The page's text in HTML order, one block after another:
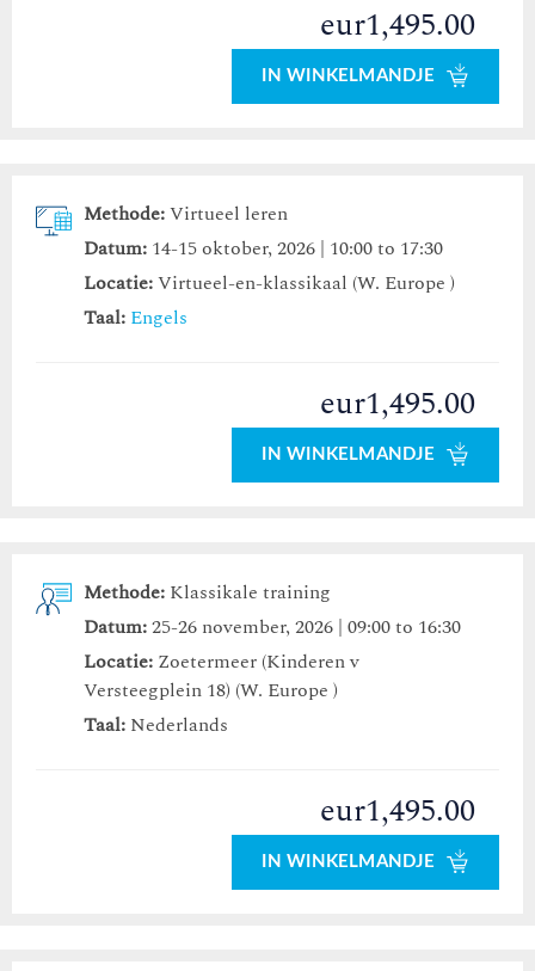
eur1,495.00
IN WINKELMANDJE
Methode:Virtueel leren
Datum: 14-15 oktober, 2026 | 10:00 to 17:30
Locatie:Virtueel-en-klassikaal (W. Europe )
Taal: Engels
eur1,495.00
IN WINKELMANDJE
Methode: Klassikale training
Datum:25-26 november, 2026 | 09:00 to 16:30
Locatie: Zoetermeer (Kinderen v
Versteegplein 18) (W. Europe )
Taal: Nederlands
eur1,495.00
IN WINKELMANDJE